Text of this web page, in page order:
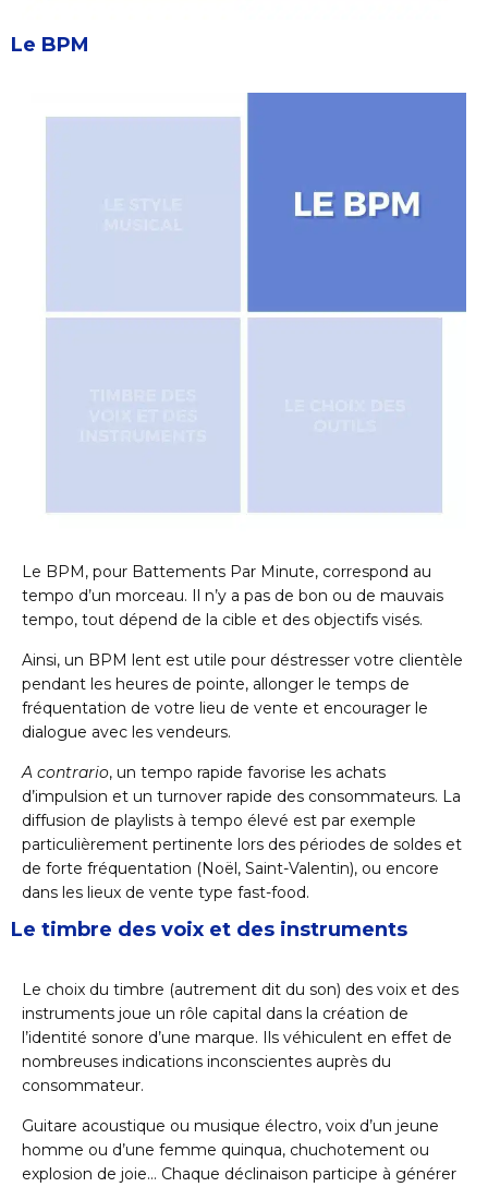
Le BPM
Le BPM, pour Battements Par Minute, correspond au
tempo d’un morceau. Il n’y a pas de bon ou de mauvais
tempo, tout dépend de la cible et des objectifs visés.
Ainsi, un BPM lent est utile pour déstresser votre clientèle
pendant les heures de pointe, allonger le temps de
fréquentation de votre lieu de vente et encourager le
dialogue avec les vendeurs.
A contrario, un tempo rapide favorise les achats
d’impulsion et un turnover rapide des consommateurs. La
diffusion de playlists à tempo élevé est par exemple
particulièrement pertinente lors des périodes de soldes et
de forte fréquentation (Noël, Saint-Valentin), ou encore
dans les lieux de vente type fast-food.
Le timbre des voix et des instruments
Le choix du timbre (autrement dit du son) des voix et des
instruments joue un rôle capital dans la création de
l’identité sonore d’une marque. Ils véhiculent en effet de
nombreuses indications inconscientes auprès du
consommateur.
Guitare acoustique ou musique électro, voix d’un jeune
homme ou d’une femme quinqua, chuchotement ou
explosion de joie… Chaque déclinaison participe à générer